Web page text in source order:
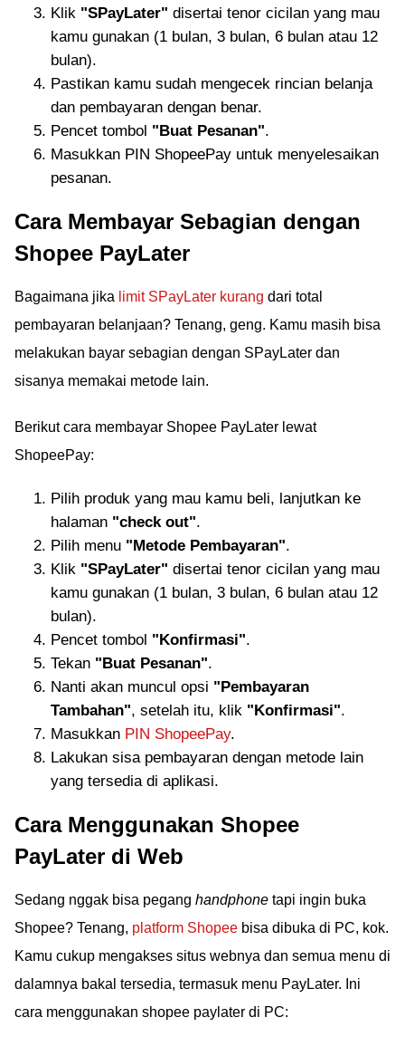
Klik "SPayLater" disertai tenor cicilan yang mau
kamu gunakan (1 bulan, 3 bulan, 6 bulan atau 12
bulan).
Pastikan kamu sudah mengecek rincian belanja
dan pembayaran dengan benar.
Pencet tombol "Buat Pesanan".
Masukkan PIN ShopeePay untuk menyelesaikan
pesanan.
Cara Membayar Sebagian dengan
Shopee PayLater
Bagaimana jika limit SPayLater kurang dari total
pembayaran belanjaan? Tenang, geng. Kamu masih bisa
melakukan bayar sebagian dengan SPayLater dan
sisanya memakai metode lain.
Berikut cara membayar Shopee PayLater lewat
ShopeePay:
Pilih produk yang mau kamu beli, lanjutkan ke
halaman "check out".
Pilih menu "Metode Pembayaran".
Klik "SPayLater" disertai tenor cicilan yang mau
kamu gunakan (1 bulan, 3 bulan, 6 bulan atau 12
bulan).
Pencet tombol "Konfirmasi".
Tekan "Buat Pesanan".
Nanti akan muncul opsi "Pembayaran
Tambahan", setelah itu, klik "Konfirmasi".
Masukkan PIN ShopeePay.
Lakukan sisa pembayaran dengan metode lain
yang tersedia di aplikasi.
Cara Menggunakan Shopee
PayLater di Web
Sedang nggak bisa pegang handphone tapi ingin buka
Shopee? Tenang, platform Shopee bisa dibuka di PC, kok.
Kamu cukup mengakses situs webnya dan semua menu di
dalamnya bakal tersedia, termasuk menu PayLater. Ini
cara menggunakan shopee paylater di PC: